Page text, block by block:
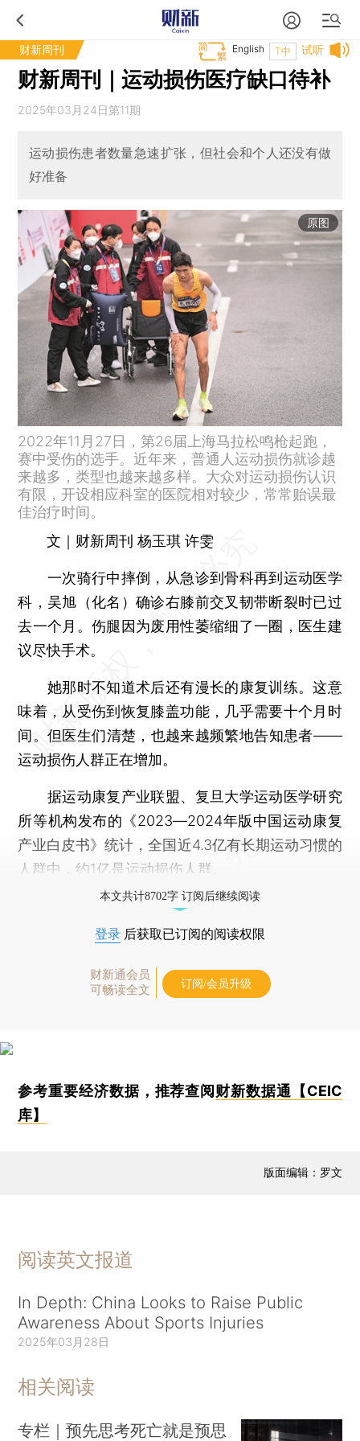
财新周刊 试听
T中
English
财新周刊｜运动损伤医疗缺口待补
2025年03月24日第11期
运动损伤患者数量急速扩张，但社会和个人还没有做
好准备
原图
2022年11月27日，第26届上海马拉松鸣枪起跑，
赛中受伤的选手。近年来，普通人运动损伤就诊越
来越多，类型也越来越多样。大众对运动损伤认识
有限，开设相应科室的医院相对较少，常常贻误最
佳治疗时间。
文｜财新周刊 杨玉琪 许雯
一次骑行中摔倒，从急诊到骨科再到运动医学
科，吴旭（化名）确诊右膝前交叉韧带断裂时已过
去一个月。伤腿因为废用性萎缩细了一圈，医生建
议尽快手术。
她那时不知道术后还有漫长的康复训练。这意
味着，从受伤到恢复膝盖功能，几乎需要十个月时
间。但医生们清楚，也越来越频繁地告知患者——
运动损伤人群正在增加。
据运动康复产业联盟、复旦大学运动医学研究
所等机构发布的《2023―2024年版中国运动康复
产业白皮书》统计，全国近4.3亿有长期运动习惯的
人群中，约1亿是运动损伤人群。
本文共计8702字 订阅后继续阅读
登录 后获取已订阅的阅读权限
财新通会员
可畅读全文
订阅/会员升级
参考重要经济数据，推荐查阅财新数据通【CEIC
库】
版面编辑：罗文
阅读英文报道
In Depth: China Looks to Raise Public
Awareness About Sports Injuries
2025年03月28日
相关阅读
专栏｜预先思考死亡就是预思